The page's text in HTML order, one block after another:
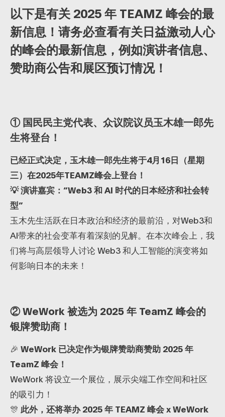
以下是有关 2025 年 TEAMZ 峰会的最
新信息！请务必查看有关日益激动人心
的峰会的最新信息，例如演讲者信息、
赞助商公告和展区预订情况！
① 国民民主党代表、众议院议员玉木雄一郎先
生将登台！
已经正式决定，玉木雄一郎先生将于4月16日（星期
三）在2025年TEAMZ峰会上登台！
💡 演讲嘉宾：“Web3 和 AI 时代的日本经济和社会转
型”
玉木先生活跃在日本政治和经济的最前沿，对Web3和
AI带来的社会变革有着深刻的见解。在本次峰会上，我
们将与高层领导人讨论 Web3 和人工智能的演变将如
何影响日本的未来！
② WeWork 被选为 2025 年 TeamZ 峰会的
银牌赞助商！
🎉 WeWork 已决定作为银牌赞助商赞助 2025 年
TeamZ 峰会！
WeWork 将设立一个展位，展示尖端工作空间和社区
的吸引力！
🎊 此外，还将举办 2025 年 TEAMZ 峰会 x WeWork